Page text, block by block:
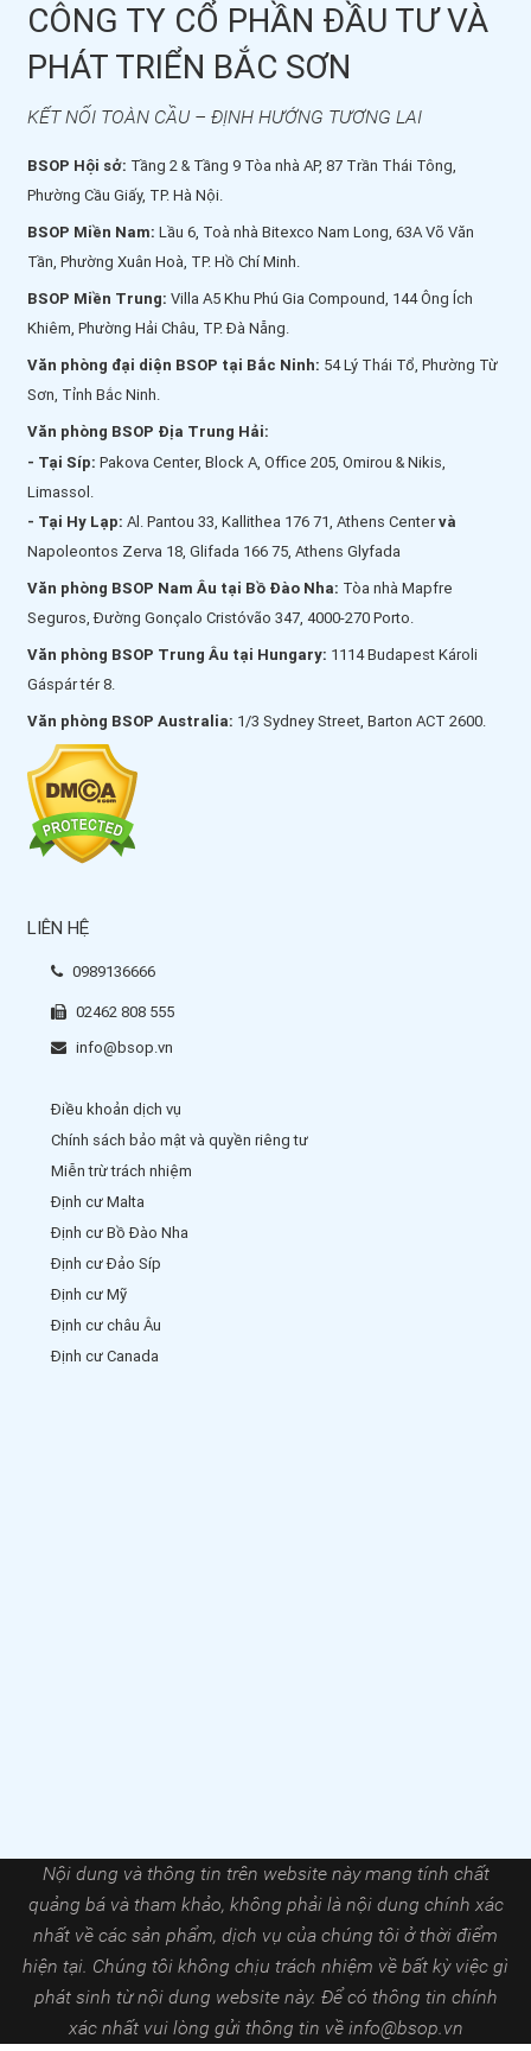
CÔNG TY CỔ PHẦN ĐẦU TƯ VÀ
PHÁT TRIỂN BẮC SƠN
KẾT NỐI TOÀN CẦU – ĐỊNH HƯỚNG TƯƠNG LAI
BSOP Hội sở: Tầng 2 & Tầng 9 Tòa nhà AP, 87 Trần Thái Tông,
Phường Cầu Giấy, TP. Hà Nội.
BSOP Miền Nam: Lầu 6, Toà nhà Bitexco Nam Long, 63A Võ Văn
Tần, Phường Xuân Hoà, TP. Hồ Chí Minh.
BSOP Miền Trung: Villa A5 Khu Phú Gia Compound, 144 Ông Ích
Khiêm, Phường Hải Châu, TP. Đà Nẵng.
Văn phòng đại diện BSOP tại Bắc Ninh: 54 Lý Thái Tổ, Phường Từ
Sơn, Tỉnh Bắc Ninh.
Văn phòng BSOP Địa Trung Hải:
- Tại Síp: Pakova Center, Block A, Office 205, Omirou & Nikis,
Limassol.
- Tại Hy Lạp: Al. Pantou 33, Kallithea 176 71, Athens Centervà
Napoleontos Zerva 18, Glifada 166 75, Athens Glyfada
Văn phòng BSOP Nam Âu tại Bồ Đào Nha: Tòa nhà Mapfre
Seguros, Đường Gonçalo Cristóvão 347, 4000-270 Porto.
Văn phòng BSOP Trung Âu tại Hungary: 1114 Budapest Károli
Gáspár tér 8.
Văn phòng BSOP Australia: 1/3 Sydney Street, Barton ACT 2600.
LIÊN HỆ
0989136666
02462 808 555
info@bsop.vn
Điều khoản dịch vụ
Chính sách bảo mật và quyền riêng tư
Miễn trừ trách nhiệm
Định cư Malta
Định cư Bồ Đào Nha
Định cư Đảo Síp
Định cư Mỹ
Định cư châu Âu
Định cư Canada
Nội dung và thông tin trên website này mang tính chất
quảng bá và tham khảo, không phải là nội dung chính xác
nhất về các sản phẩm, dịch vụ của chúng tôi ở thời điểm
hiện tại. Chúng tôi không chịu trách nhiệm về bất kỳ việc gì
phát sinh từ nội dung website này. Để có thông tin chính
xác nhất vui lòng gửi thông tin về info@bsop.vn